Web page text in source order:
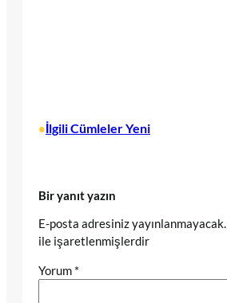
•İlgili Cümleler Yeni
Bir yanıt yazın
E-posta adresiniz yayınlanmayacak.
ile işaretlenmişlerdir
Yorum *